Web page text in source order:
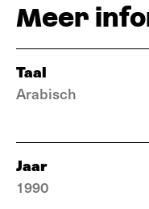
Meer
Taal
Arabisch
Jaar
1990